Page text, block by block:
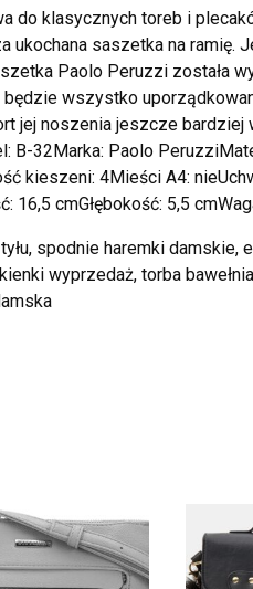
do klasycznych toreb i
ukochana saszetka na ramię.
Paolo Peruzzi została
wszystko
jej noszenia jeszcze
B-32Marka: Paolo
kieszeni: 4Mieści A4:
16,5 cmGłębokość: 5,5
spodnie haremki damskie,
wyprzedaż, torba